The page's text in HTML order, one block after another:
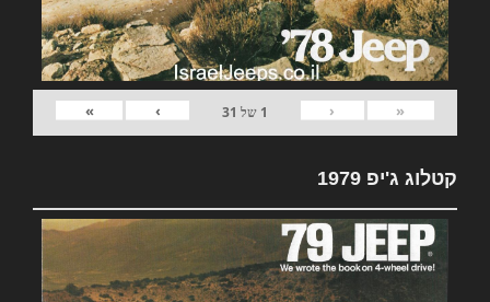
«
‹
1 של 31
›
»
קטלוג ג'יפ 1979